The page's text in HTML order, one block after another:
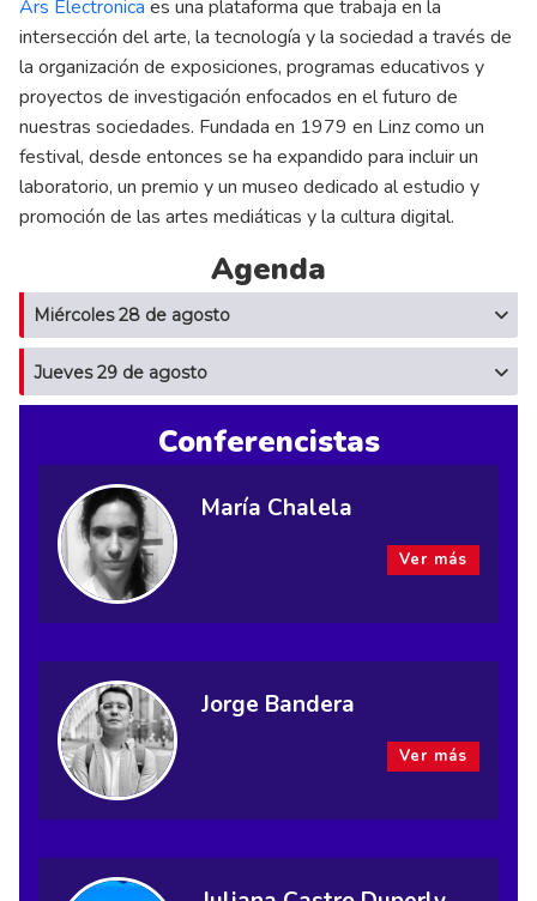
Ars Electronica es una plataforma que trabaja en la
intersección del arte, la tecnología y la sociedad a través de
la organización de exposiciones, programas educativos y
proyectos de investigación enfocados en el futuro de
nuestras sociedades. Fundada en 1979 en Linz como un
festival, desde entonces se ha expandido para incluir un
laboratorio, un premio y un museo dedicado al estudio y
promoción de las artes mediáticas y la cultura digital.
Agenda
Miércoles 28 de agosto
Jueves 29 de agosto
Conferencistas
María Chalela
Ver más
Jorge Bandera
Ver más